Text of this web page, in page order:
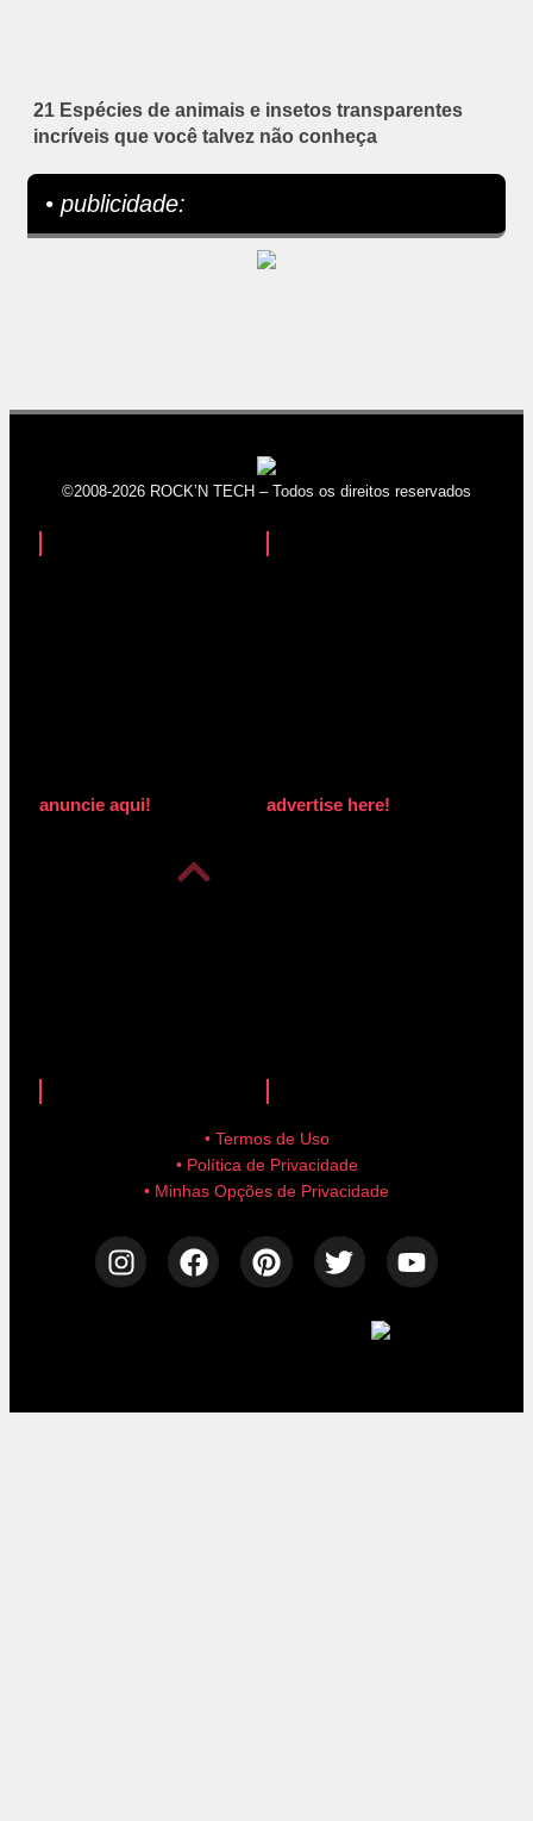
21 Espécies de animais e insetos transparentes
incríveis que você talvez não conheça
• publicidade:
©2008-2026 ROCK’N TECH – Todos os direitos reservados
anuncie aqui! advertise here!
• Termos de Uso
• Política de Privacidade
• Minhas Opções de Privacidade